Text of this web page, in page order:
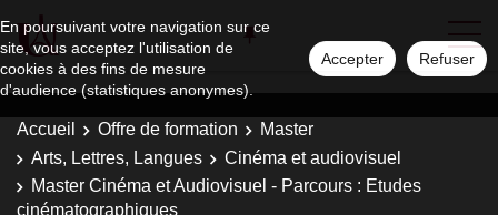
En poursuivant votre navigation sur ce
site, vous acceptez l'utilisation de
cookies à des fins de mesure
d'audience (statistiques anonymes).
Accepter Refuser
Accueil Offre de formation
Master
Arts, Lettres, Langues
Cinéma et audiovisuel
Master Cinéma et Audiovisuel - Parcours : Etudes
cinématographiques